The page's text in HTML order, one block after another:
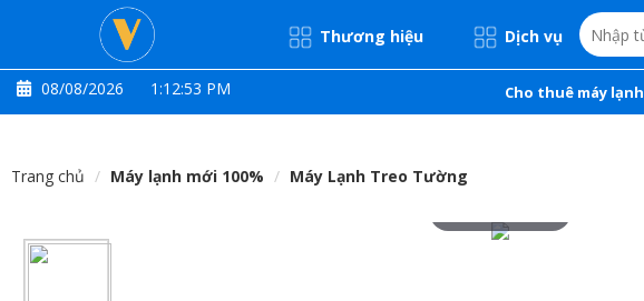
Thương hiệu Dịch vụ
08/08/2026 1:12:54 PM Cho thuê máy lạnh
Trang chủ Máy lạnh mới 100% Máy Lạnh Treo Tường